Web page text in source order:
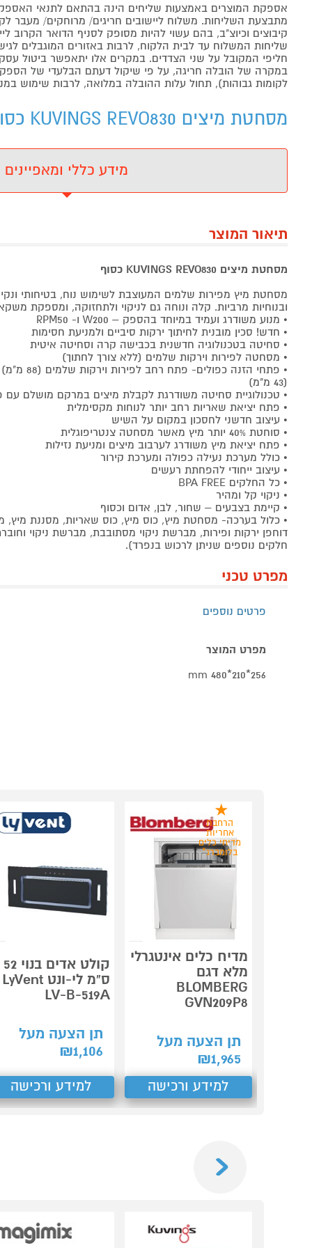
אספקת המוצרים באמצעות שליחים הינה בהתאם לתנאי
מתבצעת השליחות. משלוח ליישובים חריגים/ מרוחקים/ מעבר
קיבוצים וכיוצ"ב, בהם עשוי להיות מסופק לסניף הדואר
שליחות המשלוח עד לבית הלקוח, לרבות באזורים המוגבלים
חליפי המקובל על שני הצדדים. במקרים אלו יתאפשר ביטול
במקרה של הובלה חריגה, על פי שיקול דעתם הבלעדי של
לקומות גבוהות), תחול עלות ההובלה במלואה, לרבות שימוש
מסחטת מיצים KUVINGS REVO830 כסוף KUVINGS - מידע נוסף
מידע כללי ומאפיינים
תיאור המוצר
מסחטת מיצים KUVINGS REVO830 כסוף
מסחטת מיץ מפירות שלמים המעוצבת לשימוש נוח, בטיחותי
ובנוחיות מרביות. קלה ונוחה גם לניקוי ולתחזוקה, ומספקת
• מנוע משודרג ועמיד במיוחד בהספק – W200 ו- RPM50
• חדש! סכין מובנית לחיתוך ירקות סיביים ולמניעת חסימות
• סחיטה בטכנולוגיה חדשנית בכבישה קרה וסחיטה איטית
• מסחטה לפירות וירקות שלמים (ללא צורך לחתוך)
• פתחי הזנה כפולים- פתח רחב לפירות וירקות שלמים (88 מ"מ) ופתח לירקות צרים ועלים
(43 מ"מ)
• טכנולוגיית סחיטה משודרגת לקבלת מיצים במרקם מושלם עם
• פתח יציאת שאריות רחב יותר לנוחות מקסימלית
• עיצוב חדשני לחסכון במקום על השיש
• סוחטת 40% יותר מיץ מאשר מסחטה צנטריפוגלית
• פתח יציאת מיץ משודרג לערבוב מיצים ומניעת נזילות
• כולל מערכת נעילה כפולה ומערכת קירור
• עיצוב ייחודי להפחתת רעשים
• כל החלקים BPA FREE
• ניקוי קל ומהיר
• קיימת בצבעים – שחור, לבן, אדום וכסוף
• כלול בערכה- מסחטת מיץ, כוס מיץ, כוס שאריות, מסננת מיץ,
דוחפן ירקות ופירות, מברשת ניקוי מסתובבת, מברשת ניקוי
חלקים נוספים שניתן לרכוש בנפרד).
מפרט טכני
פרטים נוספים
מפרט המוצר
256*210*480 mm
הרחבת
אחריות
מדיחי כלים
בלומברג*
מדיח כלים אינטגרלי
מלא דגם
BLOMBERG
GVN209P8
תן הצעה מעל
1,965
₪
למידע ורכישה
קולט אדים בנוי 52
ס"מ לי-ונט LyVent
LV-B-519A
תן הצעה מעל
1,106
₪
למידע ורכישה